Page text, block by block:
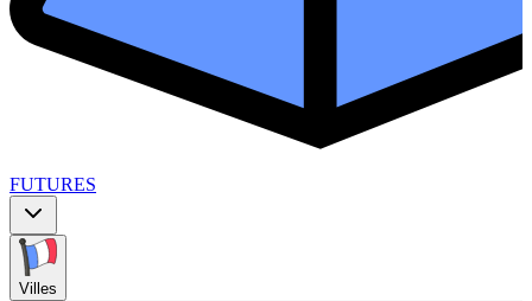
FUTURES
Villes